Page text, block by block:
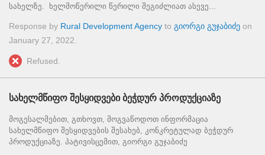
სახელზე. ხელმოწერილი წერილი შეგიძლიათ ასევე...
Response by Rural Development Agency to გიორგი გუჯაბიძე on
January 27, 2022
Refused.
სახელმწიფო შესყიდვები ბეჭდურ პროდუქციაზე
მოგესალმებით, გთხოვთ, მოგვაწოდოთ ინფორმაცია
სახელმწიფო შესყიდვების შესახებ, კონკრეტულად ბეჭდურ
პროდუქციაზე. პატივისცემით, გიორგი გუჯაბიძე